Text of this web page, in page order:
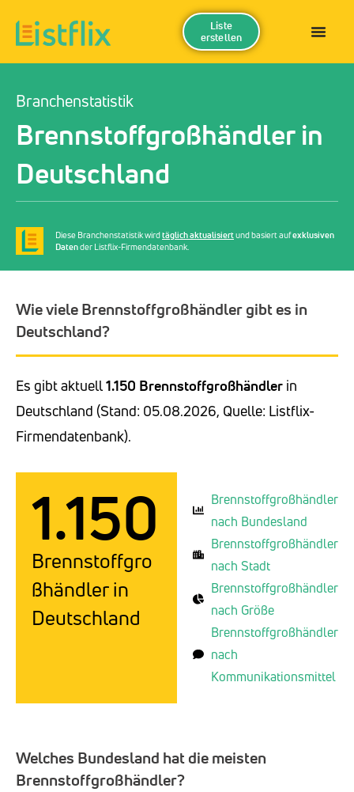
Liste
erstellen
Branchenstatistik
Brennstoffgroßhändler in
Deutschland
Diese Branchenstatistik wirdtäglich aktualisiertund basiert aufexklusiven
Datender Listflix-Firmendatenbank.
Wie viele Brennstoffgroßhändler gibt es in
Deutschland?
Es gibt aktuell1.150 Brennstoffgroßhändler in
Deutschland (Stand: 05.08.2026, Quelle: Listflix-
Firmendatenbank).
1.150
Brennstoffgro
ßhändler in
Deutschland
Brennstoffgroßhändler
nach Bundesland
Brennstoffgroßhändler
nach Stadt
Brennstoffgroßhändler
nach Größe
Brennstoffgroßhändler
nach
Kommunikationsmittel
Welches Bundesland hat die meisten
Brennstoffgroßhändler?